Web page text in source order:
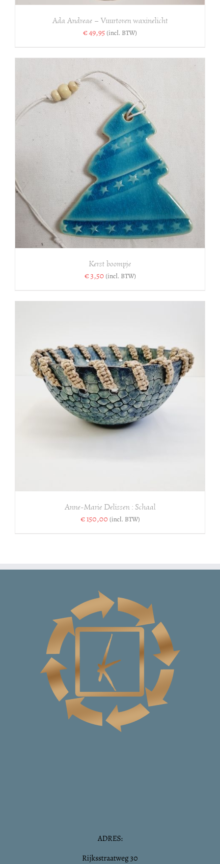
Ada Andreae – Vuurtoren waxinelicht
€49,95 (incl. BTW)
Kerst boompje
€3,50 (incl. BTW)
Anne-Marie Delissen : Schaal
€150,00 (incl. BTW)
ADRES:
Rijksstraatweg 30